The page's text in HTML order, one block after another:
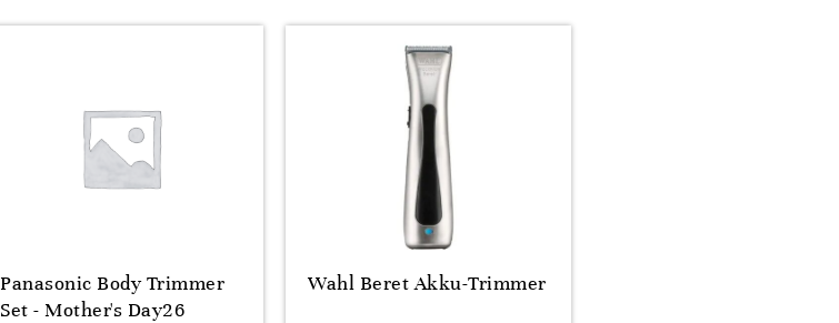
Panasonic Body Trimmer
Set - Mother's Day26
Wahl Beret Akku-Trimmer